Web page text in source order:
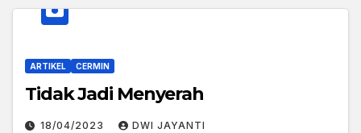
ARTIKEL CERMIN
Tidak Jadi Menyerah
18/04/2023 DWI JAYANTI